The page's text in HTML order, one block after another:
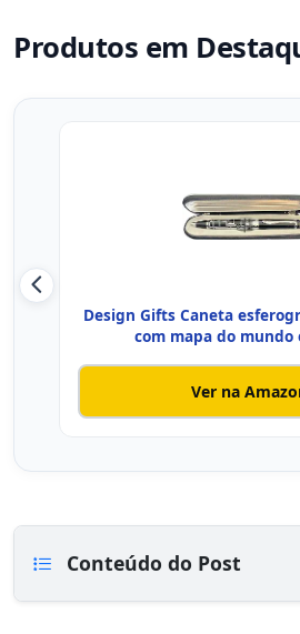
Produtos em
Design Gifts Caneta
com mapa do mundo
Ver na
Conteúdo do Post